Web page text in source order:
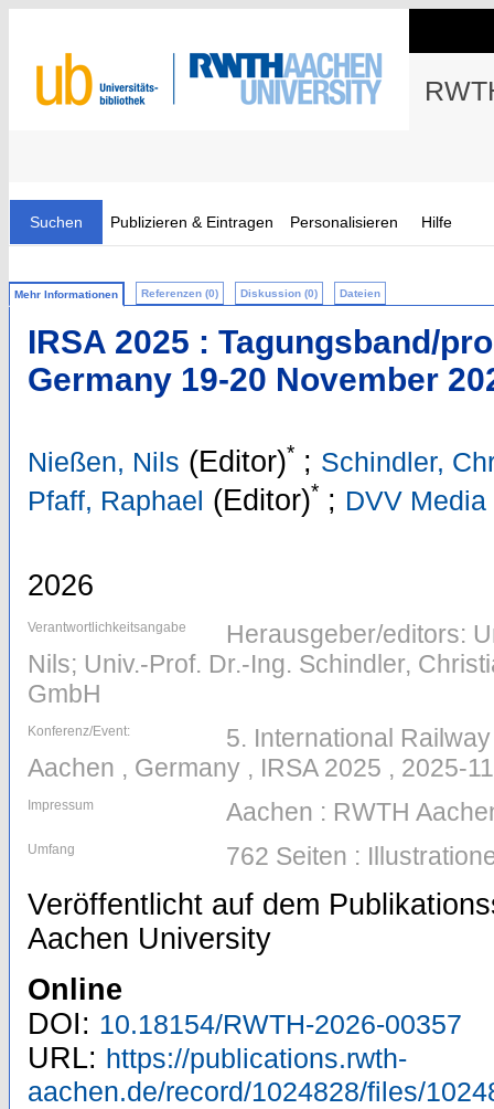
Suchen Publizieren & Eintragen Personalisieren Hilfe
Mehr Informationen Referenzen (0) Diskussion (0) Dateien
IRSA 2025 : Tagungsband/
Germany 19-20 November
Nießen, Nils (Editor)* ; Schindler,
Pfaff, Raphael (Editor)* ; DVV
2026
Verantwortlichkeitsangabe
Herausgeber/editors:
Nils; Univ.-Prof. Dr.-Ing. Schindler,
GmbH
Konferenz/Event:
5. International
Aachen , Germany , IRSA 2025 , 2025-
Impressum Aachen : RWTH
Umfang 762 Seiten :
Veröffentlicht auf dem
Aachen University
Online
DOI: 10.18154/RWTH-2026-00357
URL: https://publications.rwth-
aachen.de/record/1024828/files/